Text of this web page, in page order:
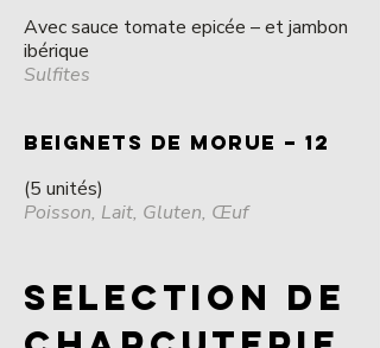
Avec sauce tomate epicée – et jambon
ibérique
Sulfites
BEIGNETS DE MORUE – 12
(5 unités)
Poisson, Lait, Gluten, Œuf
SELECTION DE